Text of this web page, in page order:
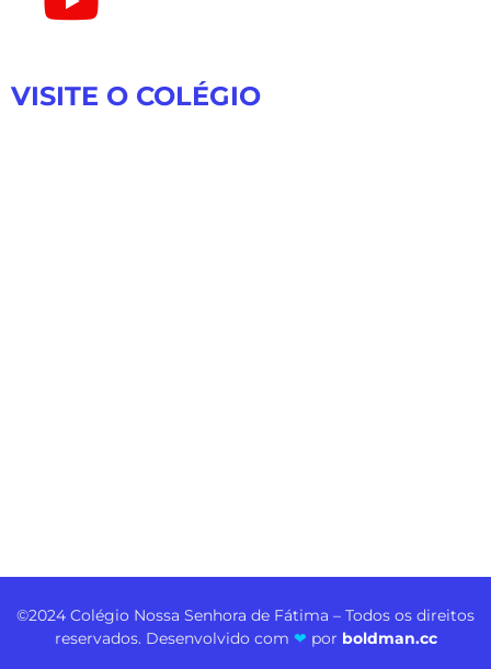
VISITE O COLÉGIO
©2024 Colégio Nossa Senhora de Fátima – Todos os direitos
reservados. Desenvolvido com ❤ por boldman.cc